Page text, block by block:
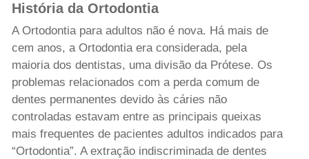
História da Ortodontia
A Ortodontia para adultos não é nova. Há mais de
cem anos, a Ortodontia era considerada, pela
maioria dos dentistas, uma divisão da Prótese. Os
problemas relacionados com a perda comum de
dentes permanentes devido às cáries não
controladas estavam entre as principais queixas
mais frequentes de pacientes adultos indicados para
“Ortodontia”. A extração indiscriminada de dentes